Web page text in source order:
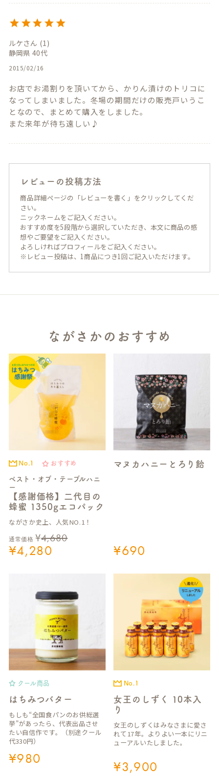
ルケ 1
静岡県 40代
2015/02/16
お店でお湯割りを頂いてから、かりん漬けのトリコに
なってしまいました。冬場の期間だけの販売戸いうこ
となので、まとめて購入をしました。
また来年が待ち遠しい♪
レビューの投稿方法
商品詳細ページの「レビューを書く」をクリックしてくだ
さい。
ニックネームをご記入ください。
おすすめ度を5段階から選択していただき、本文に商品の感
想やご要望をご記入ください。
よろしければプロフィールをご記入ください。
※レビュー投稿は、1商品につき1回ご記入いただけます。
ながさかのおすすめ
No.1 おすすめ
ベスト・オブ・テーブルハニ
ー
【感謝価格】二代目の
蜂蜜 1350gエコパック
ながさか史上、人気NO.1！
通常価格 ¥4,680
¥4,280
マヌカハニーとろり飴
¥690
クール商品
はちみつバター
もしも“全国食パンのお供総選
挙”があったら、代表出品させ
たい自信作です。（別途クール
代330円）
¥980
No.1
女王のしずく 10本入
り
女王のしずくはみなさまに愛さ
れて17年。よりよい一本にリニ
ューアルいたしました。
¥3,900